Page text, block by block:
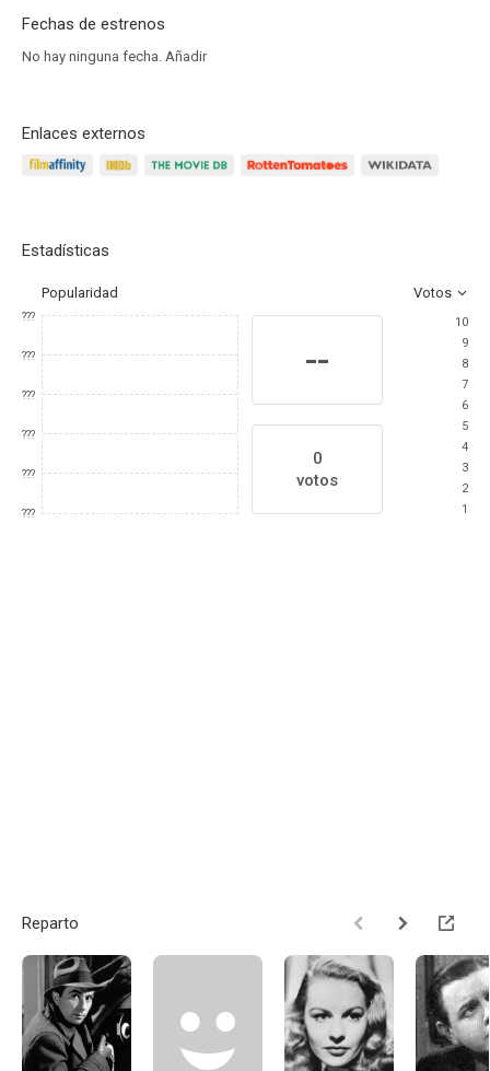
Fechas de estrenos
No hay ninguna fecha. Añadir
Enlaces externos
Estadísticas
Popularidad Votos
???
???
???
???
???
???
--
0
votos
10
9
8
7
6
5
4
3
2
1
Reparto